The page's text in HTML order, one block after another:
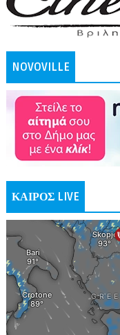
NOVOVILLE
ΚΑΙΡΟΣ LIVE